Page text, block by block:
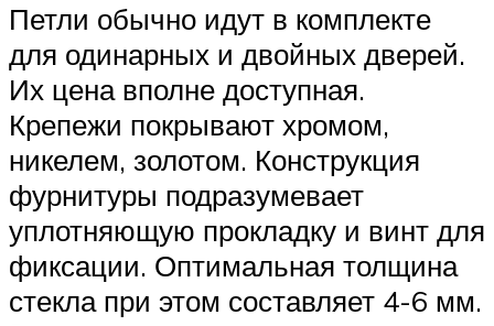
Петли обычно идут в комплекте
для одинарных и двойных дверей.
Их цена вполне доступная.
Крепежи покрывают хромом,
никелем, золотом. Конструкция
фурнитуры подразумевает
уплотняющую прокладку и винт для
фиксации. Оптимальная толщина
стекла при этом составляет 4-6 мм.